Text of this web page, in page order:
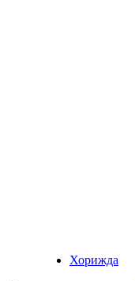
Хорижда